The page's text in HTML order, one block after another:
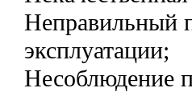
Неправильный
эксплуатации;
Несоблюдение